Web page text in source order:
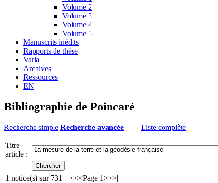
Volume 2
Volume 3
Volume 4
Volume 5
Manuscrits inédits
Rapports de thèse
Varia
Archives
Ressources
EN
Bibliographie de Poincaré
Recherche simple Recherche avancée Liste complète
Titre
article :
1 notice(s) sur 731 |<<<Page 1>>>|